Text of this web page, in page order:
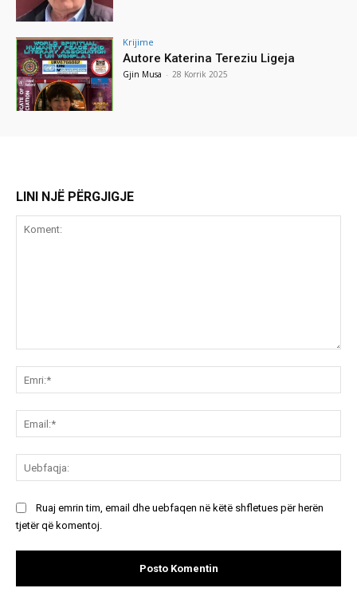
Krijime
Autore Katerina Tereziu Ligeja
Gjin Musa - 28 Korrik 2025
LINI NJË PËRGJIGJE
Ruaj emrin tim, email dhe uebfaqen në këtë shfletues për herën
tjetër që komentoj.